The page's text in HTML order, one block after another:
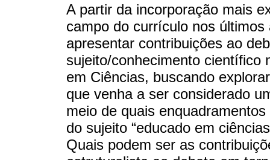
A partir da incorporação mais
campo do currículo nos
apresentar contribuições ao
sujeito/conhecimento científico
em Ciências, buscando
que venha a ser considerado
meio de quais
do sujeito “educado em
Quais podem ser as